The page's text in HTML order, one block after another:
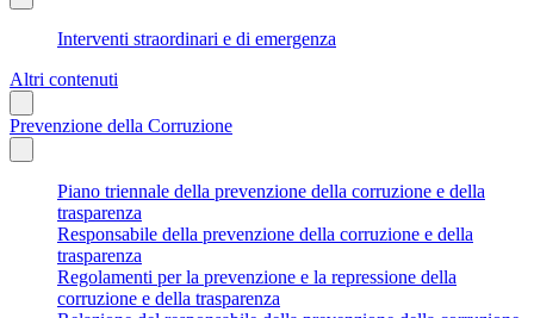
Interventi straordinari e di emergenza
Altri contenuti
Prevenzione della Corruzione
Piano triennale della prevenzione della corruzione e della
trasparenza
Responsabile della prevenzione della corruzione e della
trasparenza
Regolamenti per la prevenzione e la repressione della
corruzione e della trasparenza